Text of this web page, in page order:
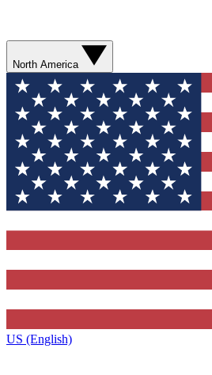
North America
US (English)